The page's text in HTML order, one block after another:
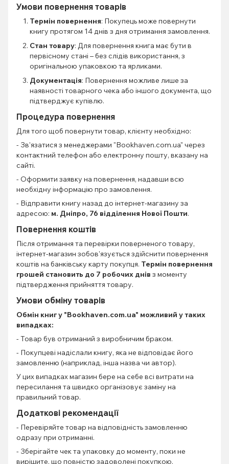
Умови повернення товарів
Термін повернення: Покупець може повернути
книгу протягом 14 днів з дня отримання замовлення.
Стан товару: Для повернення книга має бути в
первісному стані – без слідів використання, з
оригінальною упаковкою та ярликами.
Документація: Повернення можливе лише за
наявності товарного чека або іншого документа, що
підтверджує купівлю.
Процедура повернення
Для того щоб повернути товар, клієнту необхідно:
- Зв'язатися з менеджерами "Bookhaven.com.ua" через
контактний телефон або електронну пошту, вказану на
сайті.
- Оформити заявку на повернення, надавши всю
необхідну інформацію про замовлення.
- Відправити книгу назад до інтернет-магазину за
адресою: м. Дніпро, 76 відділення Нової Пошти.
Повернення коштів
Після отримання та перевірки поверненого товару,
інтернет-магазин зобов'язується здійснити повернення
коштів на банківську карту покупця. Термін повернення
грошей становить до 7 робочих днів з моменту
підтвердження прийняття товару.
Умови обміну товарів
Обмін книгу "Bookhaven.com.ua" можливий у таких
випадках:
- Товар був отриманий з виробничим браком.
- Покупцеві надіслали книгу, яка не відповідає його
замовленню (наприклад, інша назва чи автор).
У цих випадках магазин бере на себе всі витрати на
пересилання та швидко організовує заміну на
правильний товар.
Додаткові рекомендації
- Перевіряйте товар на відповідність замовленню
одразу при отриманні.
- Зберігайте чек та упаковку до моменту, поки не
вирішите, що повністю задоволені покупкою.